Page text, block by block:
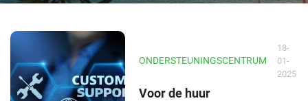
ONDERSTEUNINGSCENTRUM
18-
01-
2025
Voor de huur